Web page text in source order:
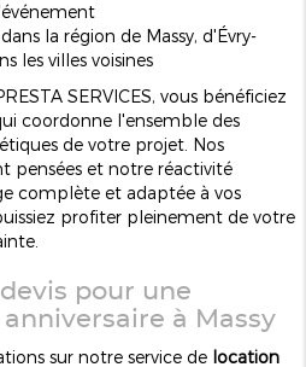
la région de Massy, d'Évry-
les villes voisines
SERVICES, vous bénéficiez
coordonne l'ensemble des
de votre projet. Nos
pensées et notre réactivité
complète et adaptée à vos
profiter pleinement de votre
pour une
à Massy
sur notre service de location